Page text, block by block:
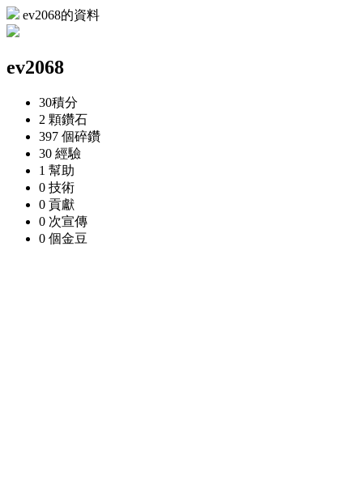
ev2068的資料
ev2068
30積分
2 顆鑽石
397 個碎鑽
30 經驗
1 幫助
0 技術
0 貢獻
0 次宣傳
0 個金豆